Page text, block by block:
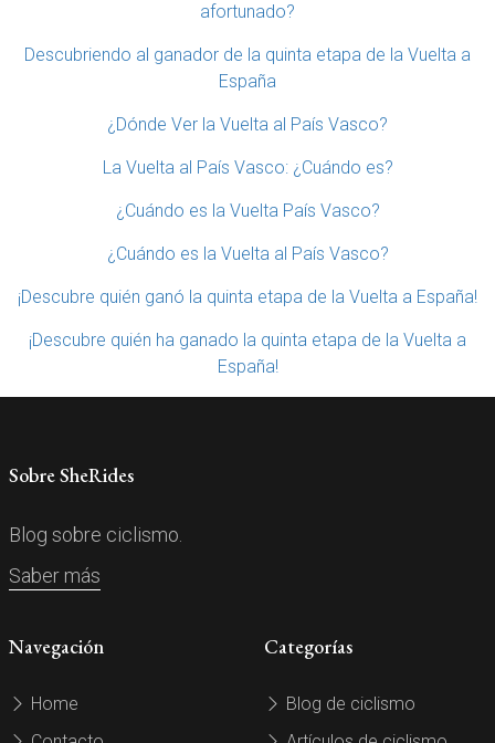
afortunado?
Descubriendo al ganador de la quinta etapa de la Vuelta a
España
¿Dónde Ver la Vuelta al País Vasco?
La Vuelta al País Vasco: ¿Cuándo es?
¿Cuándo es la Vuelta País Vasco?
¿Cuándo es la Vuelta al País Vasco?
¡Descubre quién ganó la quinta etapa de la Vuelta a España!
¡Descubre quién ha ganado la quinta etapa de la Vuelta a
España!
Sobre SheRides
Blog sobre ciclismo.
Saber más
Navegación
Home
Categorías
Blog de ciclismo